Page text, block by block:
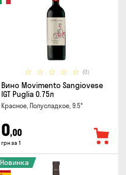
(0)
Вино Movimento Sangiovese
IGT Puglia 0.75л
Красное, Полусладкое, 9.5°
0,00
грн за 1
Новинка